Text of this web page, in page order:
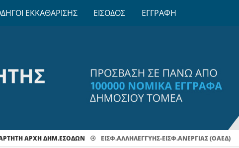
ΕΚΚΑΘΑΡΙΣΗΣ ΕΙΣΟΔΟΣ ΕΓΓΡΑΦΗ
ΑΡΧΗ ΔΗΜ.ΕΣΟΔΩΝ ΕΙΣΦ.ΑΛΛΗΛΕΓΓΎΗΣ-ΕΙΣΦ.ΑΝΕΡΓΊΑΣ (ΟΑΕΔ)